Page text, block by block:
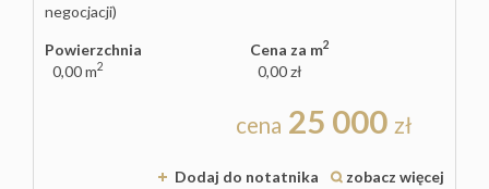
negocjacji)
Powierzchnia
0,00 m2
Cena za m2
0,00 zł
cena 25 000 zł
Dodaj do notatnika zobacz więcej